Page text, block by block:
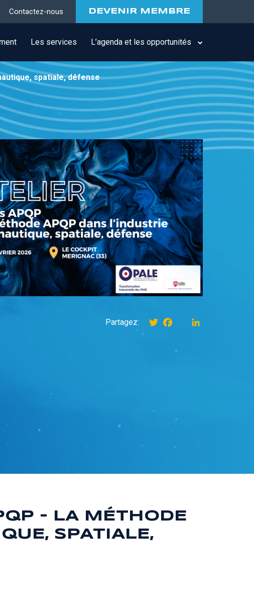
Contactez-nous DEVENIR MEMBRE
Les services L’agenda et les opportunités
spatiale, défense
Partagez: TwitterFacebookinstagram
- LA MÉTHODE
SPATIALE,